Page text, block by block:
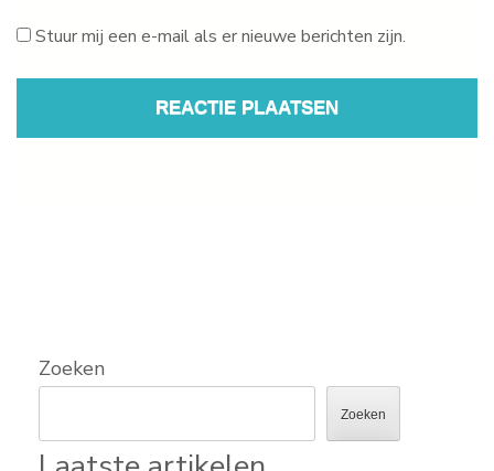
Stuur mij een e-mail als er nieuwe berichten zijn.
Zoeken
Zoeken